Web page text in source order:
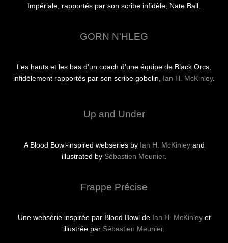
Impériale, rapportés par son scribe infidèle, Nate Ball.
GORN N'HLEG
Les hauts et les bas d'un coach d'une équipe de Black Orcs,
infidèlement rapportés par son scribe gobelin, Ian H. McKinley.
Up and Under
A Blood Bowl-inspired webseries by Ian H. McKinleyand
illustrated by Sébastien Meunier.
Frappe Précise
Une websérie inspirée par Blood Bowl de Ian H. McKinleyet
illustrée par Sébastien Meunier.